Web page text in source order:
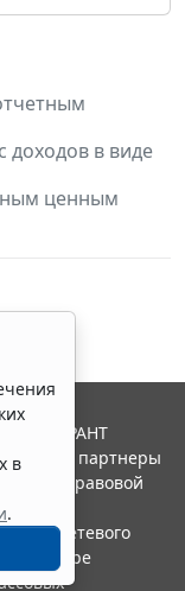
доходов в виде
ценным
в
.
ГАРАНТ
и ее партнеры
правовой
сетевого
в сфере